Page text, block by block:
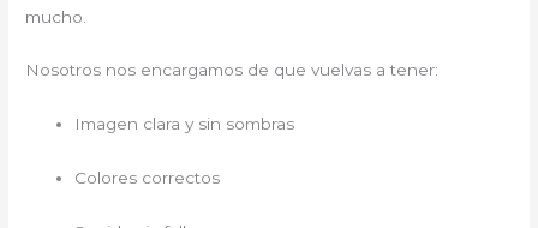
mucho.
Nosotros nos encargamos de que vuelvas a tener:
Imagen clara y sin sombras
Colores correctos